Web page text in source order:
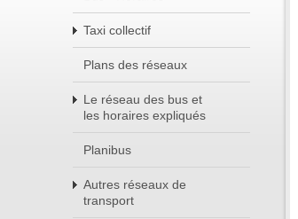
Taxi collectif
Plans des réseaux
Le réseau des bus et
les horaires expliqués
Planibus
Autres réseaux de
transport